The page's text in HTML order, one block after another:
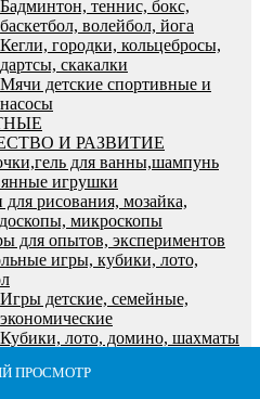
ПРОСМОТР
ПРОСМОТР
ПРОСМОТР
ПРОСМОТР
ПРОСМОТР
Бадминтон, теннис, бокс,
баскетбол, волейбол, йога
Кегли, городки, кольцебросы,
дартсы, скакалки
Мячи детские спортивные и
насосы
И РАЗВИТИЕ
для ванны,шампунь
игрушки
для рисования, мозайка,
микроскопы
для опытов, экспериментов
игры, кубики, лото,
Игры детские, семейные,
экономические
Кубики, лото, домино, шахматы
Футбол, хоккей, бильярд,